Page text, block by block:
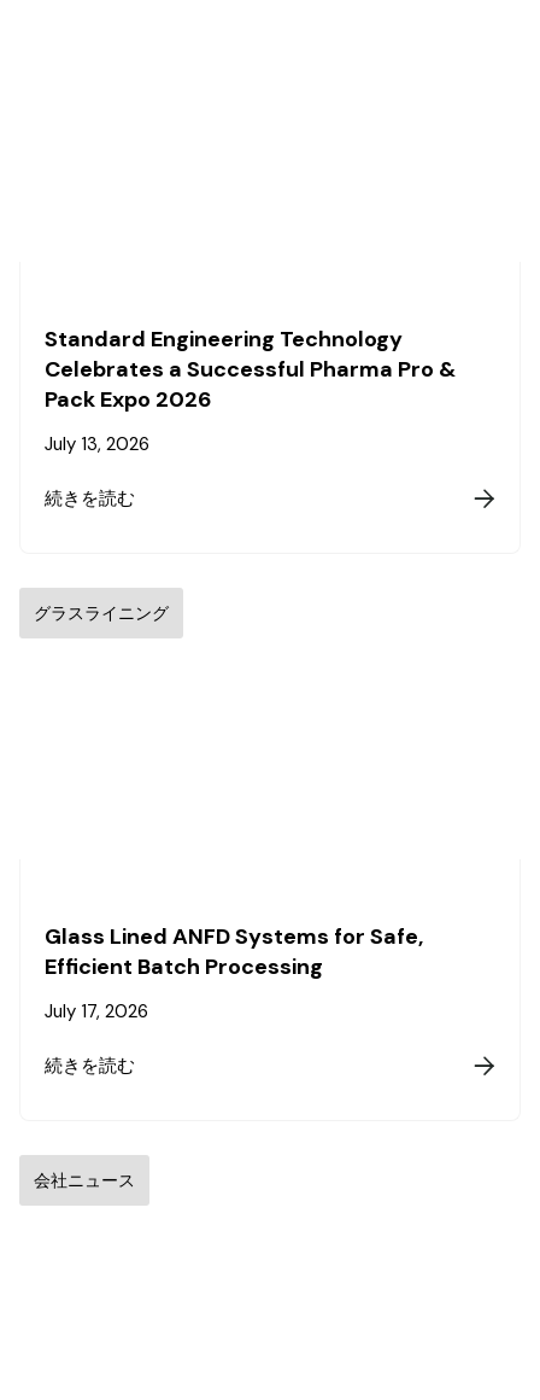
Standard Engineering Technology
Celebrates a Successful Pharma Pro &
Pack Expo 2026
July 13, 2026
続きを読む 
Glass Lined ANFD Systems for Safe,
Efficient Batch Processing
July 17, 2026
続きを読む 
グラスライニング
会社ニュース